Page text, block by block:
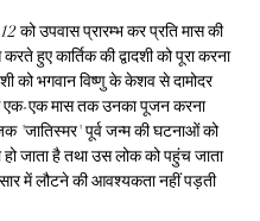
12 को उपवास प्रारम्भ कर प्रति मास की
करते हुए कार्तिक की द्वादशी को पूरा करना
को भगवान विष्णु के केशव से दामोदर
एक-एक मास तक उनका पूजन करना
'जातिस्मर' पूर्व जन्म की घटनाओं को
जाता है तथा उस लोक को पहुंच जाता
में लौटने की आवश्यकता नहीं पड़ती